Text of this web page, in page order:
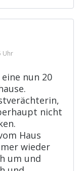
Uhr
nun 20
nicht
Haus
wieder
um und